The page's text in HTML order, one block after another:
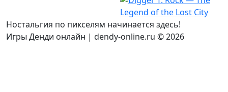
Ностальгия по пикселям начинается здесь!
Игры Денди онлайн | dendy-online.ru © 2026